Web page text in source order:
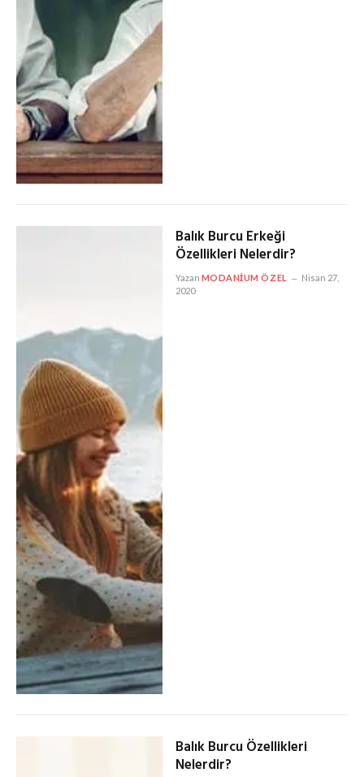
Balık Burcu Erkeği
Özellikleri Nelerdir?
Yazan MODANIUM ÖZEL
Nisan 27,
2020
Balık Burcu Özellikleri
Nelerdir?